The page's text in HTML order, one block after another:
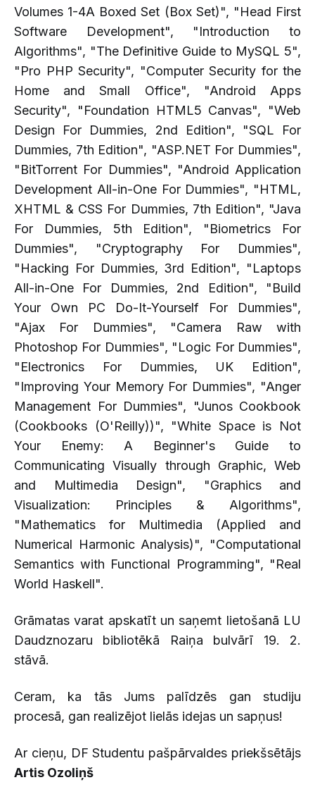
Volumes 1-4A Boxed Set (Box Set)", "Head First
Software Development", "Introduction to
Algorithms", "The Definitive Guide to MySQL 5",
"Pro PHP Security", "Computer Security for the
Home and Small Office", "Android Apps
Security", "Foundation HTML5 Canvas", "Web
Design For Dummies, 2nd Edition", "SQL For
Dummies, 7th Edition", "ASP.NET For Dummies",
"BitTorrent For Dummies", "Android Application
Development All-in-One For Dummies", "HTML,
XHTML & CSS For Dummies, 7th Edition", "Java
For Dummies, 5th Edition", "Biometrics For
Dummies", "Cryptography For Dummies",
"Hacking For Dummies, 3rd Edition", "Laptops
All-in-One For Dummies, 2nd Edition", "Build
Your Own PC Do-It-Yourself For Dummies",
"Ajax For Dummies", "Camera Raw with
Photoshop For Dummies", "Logic For Dummies",
"Electronics For Dummies, UK Edition",
"Improving Your Memory For Dummies", "Anger
Management For Dummies", "Junos Cookbook
(Cookbooks (O'Reilly))", "White Space is Not
Your Enemy: A Beginner's Guide to
Communicating Visually through Graphic, Web
and Multimedia Design", "Graphics and
Visualization: Principles & Algorithms",
"Mathematics for Multimedia (Applied and
Numerical Harmonic Analysis)", "Computational
Semantics with Functional Programming", "Real
World Haskell".
Grāmatas varat apskatīt un saņemt lietošanā LU
Daudznozaru bibliotēkā Raiņa bulvārī 19. 2.
stāvā.
Ceram, ka tās Jums palīdzēs gan studiju
procesā, gan realizējot lielās idejas un sapņus!
Ar cieņu, DF Studentu pašpārvaldes priekšsētājs
Artis Ozoliņš